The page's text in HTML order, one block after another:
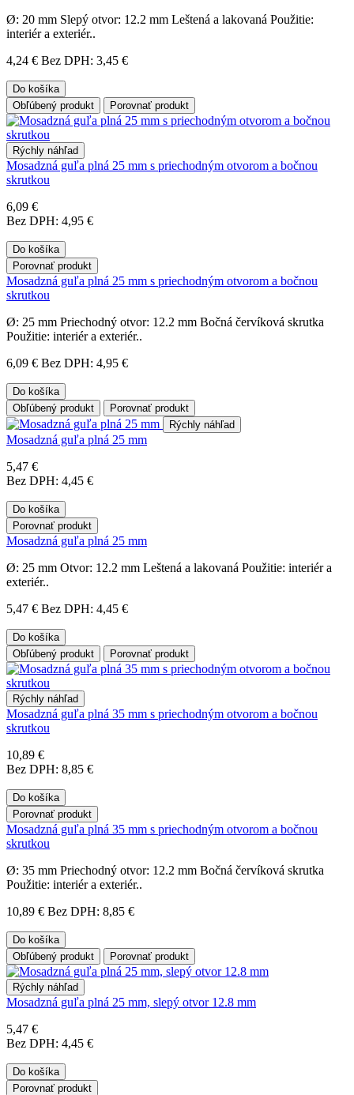
Ø: 20 mm Slepý otvor: 12.2 mm Leštená a lakovaná Použitie:
interiér a exteriér..
4,24 € Bez DPH: 3,45 €
Do košíka
Obľúbený produkt
Porovnať produkt
Rýchly náhľad
Mosadzná guľa plná 25 mm s priechodným otvorom a bočnou
skrutkou
6,09 €
Bez DPH: 4,95 €
Do košíka
Porovnať produkt
Mosadzná guľa plná 25 mm s priechodným otvorom a bočnou
skrutkou
Ø: 25 mm Priechodný otvor: 12.2 mm Bočná červíková skrutka
Použitie: interiér a exteriér..
6,09 € Bez DPH: 4,95 €
Do košíka
Obľúbený produkt
Porovnať produkt
Rýchly náhľad
Mosadzná guľa plná 25 mm
5,47 €
Bez DPH: 4,45 €
Do košíka
Porovnať produkt
Mosadzná guľa plná 25 mm
Ø: 25 mm Otvor: 12.2 mm Leštená a lakovaná Použitie: interiér a
exteriér..
5,47 € Bez DPH: 4,45 €
Do košíka
Obľúbený produkt
Porovnať produkt
Rýchly náhľad
Mosadzná guľa plná 35 mm s priechodným otvorom a bočnou
skrutkou
10,89 €
Bez DPH: 8,85 €
Do košíka
Porovnať produkt
Mosadzná guľa plná 35 mm s priechodným otvorom a bočnou
skrutkou
Ø: 35 mm Priechodný otvor: 12.2 mm Bočná červíková skrutka
Použitie: interiér a exteriér..
10,89 € Bez DPH: 8,85 €
Do košíka
Obľúbený produkt
Porovnať produkt
Rýchly náhľad
Mosadzná guľa plná 25 mm, slepý otvor 12.8 mm
5,47 €
Bez DPH: 4,45 €
Do košíka
Porovnať produkt